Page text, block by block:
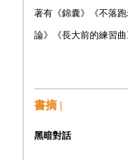
著有《錦囊》《不落
論》《長大前的練習
書摘 |
黑暗對話